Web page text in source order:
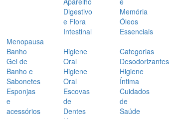
Digestivo
e Flora
Intestinal
Memória
Óleos
Essenciais
Menopausa
Banho
Gel de
Banho e
Sabonetes
Esponjas
e
acessórios
Higiene
Oral
Higiene
Oral
Escovas
de
Dentes
Categorias
Desodorizantes
Higiene
Íntima
Cuidados
de
Saúde